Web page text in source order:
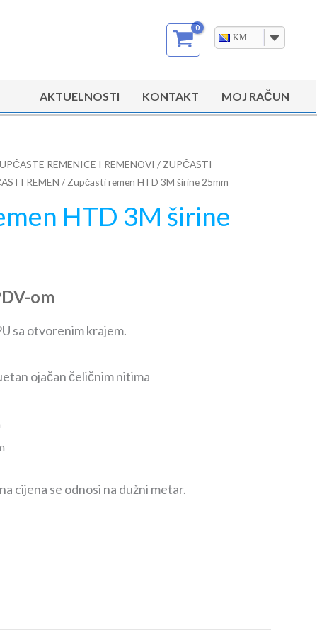
KM
AKTUELNOSTI KONTAKT MOJ RAČUN
REMENICE I REMENOVI / ZUPČASTI
REMEN / Zupčasti remen HTD 3M širine 25mm
HTD 3M širine
om
sa otvorenim krajem.
ojačan čeličnim nitima
cijena se odnosi na dužni metar.